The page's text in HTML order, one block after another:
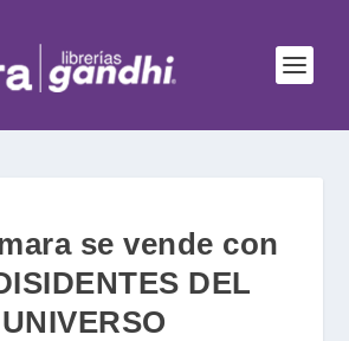
se vende con
DEL
UNIVERSO